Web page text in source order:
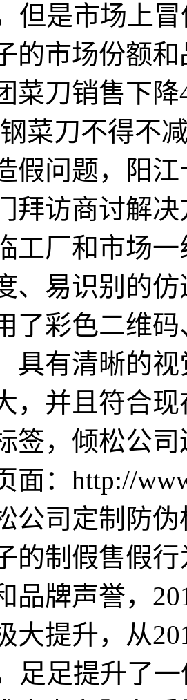
但是市场上
的市场份额
菜刀销售下
钢菜刀不得
假问题，阳
拜访商讨解
工厂和市场
、易识别的
了彩色二维
具有清晰的
，并且符合
签，倾松公
面：http://
司定制防伪
的制假售假
品牌声誉，
大提升，从
足足提升了